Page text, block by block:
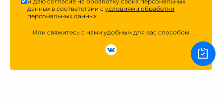
данных в соответствии с условиями обработки
персональных данных
Или свяжитесь с нами удобным для вас способом